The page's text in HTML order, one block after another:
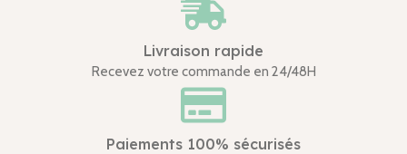
Livraison rapide
Recevez votre commande en 24/48H
Paiements 100% sécurisés